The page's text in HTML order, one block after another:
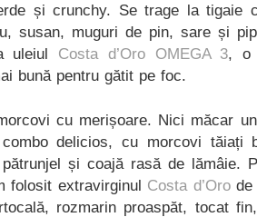
și crunchy. Se trage la tigaie
susan, muguri de pin, sare și
uleiul Costa d’Oro OMEGA 3, o
bună pentru gătit pe foc.
cu merișoare. Nici măcar
delicios, cu morcovi tăiați
și coajă rasă de lămâie.
folosit extravirginul Costa d’Orode
rozmarin proaspăt, tocat